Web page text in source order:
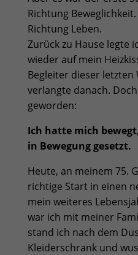
Richtung
Richtung Leben.
Zurück zu Hause legte
wieder auf mein
Begleiter dieser letzten
verlangte danach.
geworden:
Ich hatte mich
in Bewegung gesetzt.
Heute, an meinem 75.
richtige Start in einen
mein weiteres
war ich mit meiner
stand ich nach dem
Kleiderschrank und